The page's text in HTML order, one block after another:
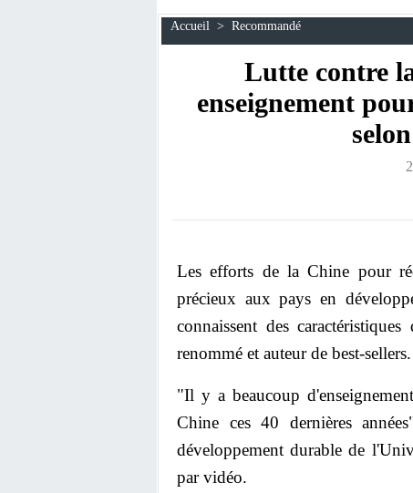
Accueil > Recommandé
Lutte contre
enseignement
Les efforts de la Chine pour
précieux aux pays en
connaissent des
renommé et auteur de best-sellers.
"Il y a beaucoup
Chine ces 40 dernières
développement durable de
par vidéo.